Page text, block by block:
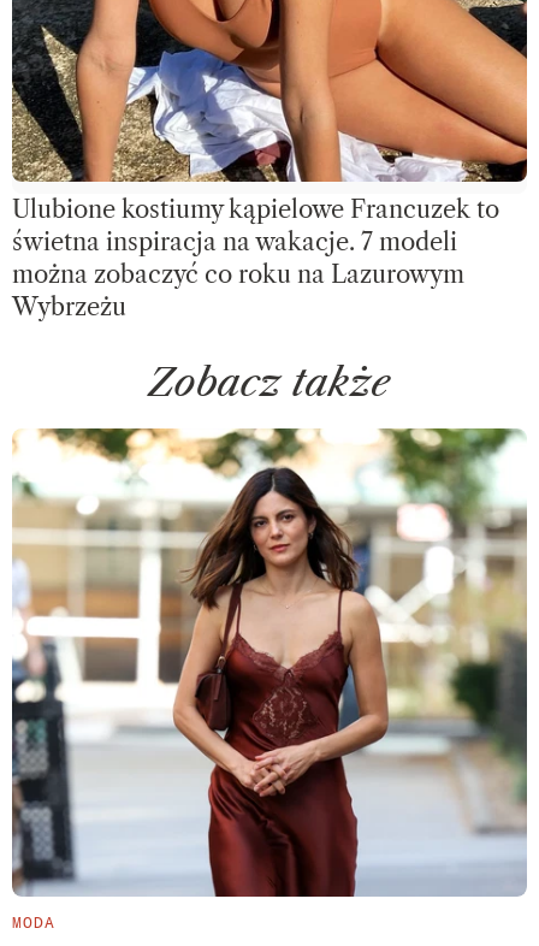
Ulubione kostiumy kąpielowe Francuzek to
świetna inspiracja na wakacje. 7 modeli
można zobaczyć co roku na Lazurowym
Wybrzeżu
Zobacz także
MODA